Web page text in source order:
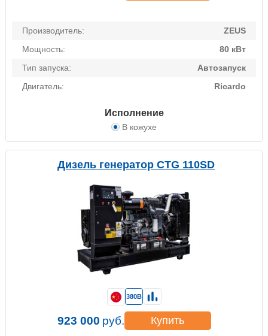
Производитель:
ZEUS
Мощность:
80 кВт
Тип запуска:
Автозапуск
Двигатель:
Ricardo
Исполнение
В кожухе
Дизель генератор CTG 110SD
380В
923 000 руб. Купить